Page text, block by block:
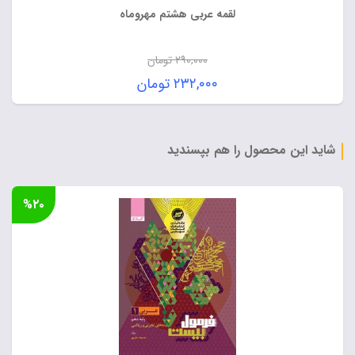
لقمه عربی هشتم مهروماه
۲۹۰,۰۰۰تومان
قیمت
اصلی:
بود.
۲۳۲,۰۰۰تومان
قیمت
۲۳۲,۰۰۰ تومان.شاید این محصول را هم بپسندید
%۲۰